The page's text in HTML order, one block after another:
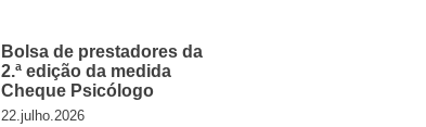
Bolsa de prestadores da
2.ª edição da medida
Cheque Psicólogo
22.julho.2026